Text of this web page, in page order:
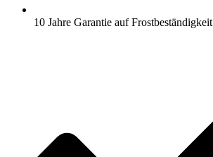
10 Jahre Garantie auf Frostbeständigkeit